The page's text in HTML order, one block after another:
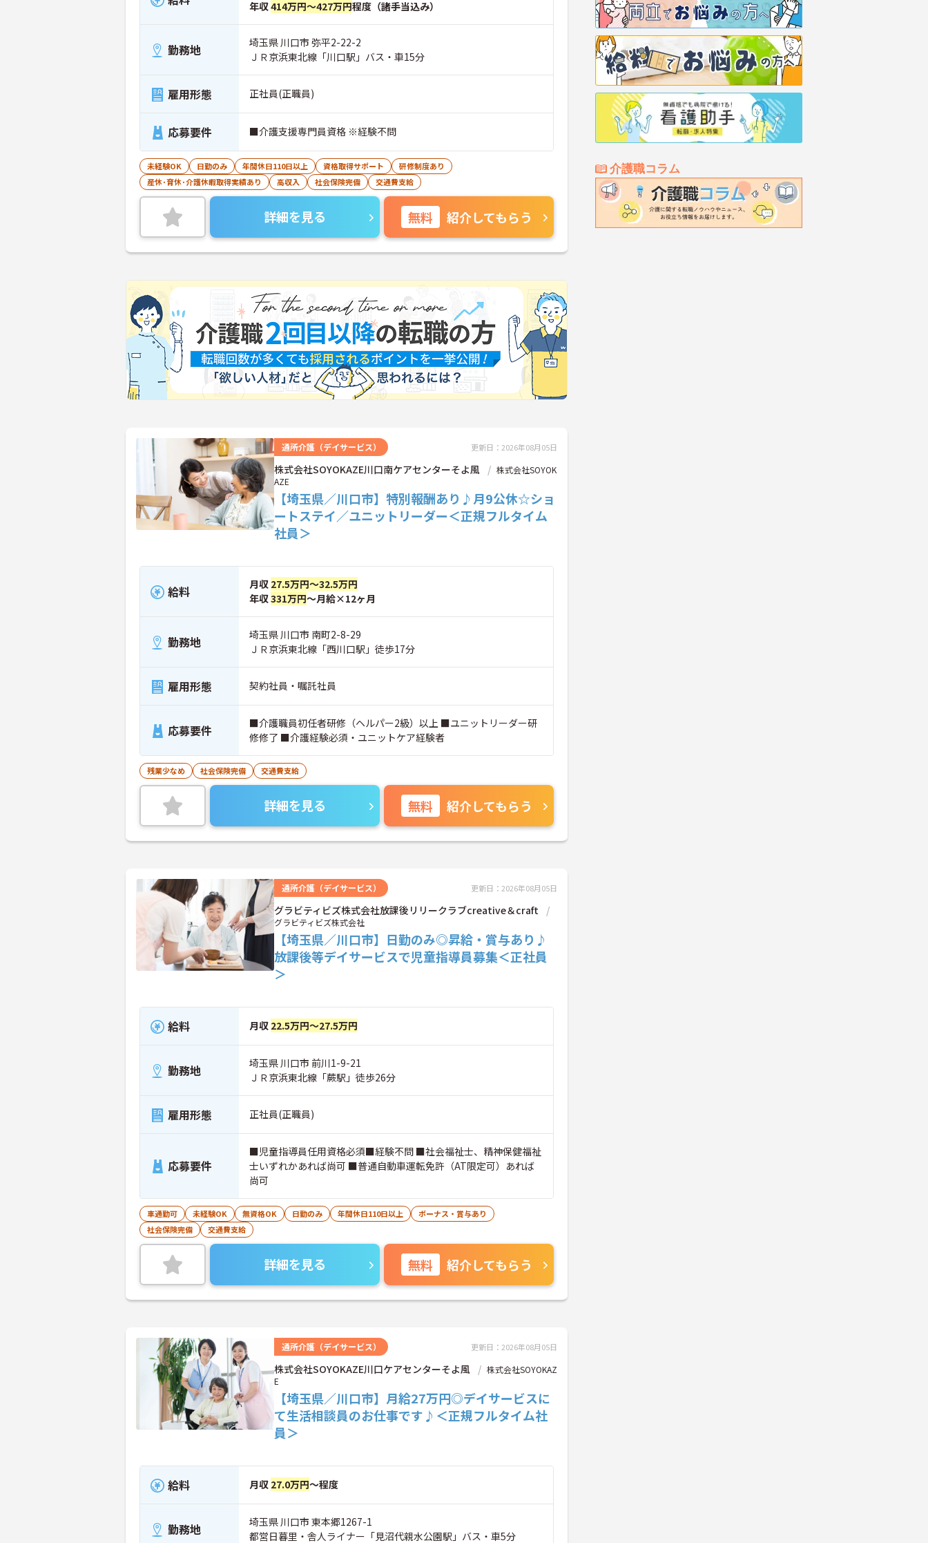
介護職コラム
年収414万円～427万円程度（諸手当込み）
勤務地
埼玉県 川口市 弥平2-22-2
ＪＲ京浜東北線「川口駅」バス・車15分
雇用形態 正社員(正職員)
応募要件 ■介護支援専門員資格 ※経験不問
未経験OK 日勤のみ 年間休日110日以上 資格取得サポート
研修制度あり
産休･育休･介護休暇取得実績あり
高収入 社会保険完備 交通費支給
詳細を見る 無料 紹介してもらう
通所介護（デイサービス） 更新日：2026年08月05日
株式会社SOYOKAZE川口南ケアセンターそよ風
株式会社SOYOK
AZE
【埼玉県／川口市】特別報酬あり♪月9公休☆ショ
ートステイ／ユニットリーダー＜正規フルタイム
社員＞
給料 月収 27.5万円～32.5万円
年収331万円～月給×12ヶ月
勤務地
埼玉県 川口市 南町2-8-29
ＪＲ京浜東北線「西川口駅」徒歩17分
雇用形態 契約社員・嘱託社員
応募要件
■介護職員初任者研修（ヘルパー2級）以上 ■ユニットリーダー研
修修了 ■介護経験必須・ユニットケア経験者
残業少なめ 社会保険完備 交通費支給
詳細を見る 無料 紹介してもらう
通所介護（デイサービス） 更新日：2026年08月05日
グラビティビズ株式会社放課後リリークラブcreative＆craft
グラビティビズ株式会社
【埼玉県／川口市】日勤のみ◎昇給・賞与あり♪
放課後等デイサービスで児童指導員募集＜正社員
＞
給料 月収 22.5万円～27.5万円
勤務地
埼玉県 川口市 前川1-9-21
ＪＲ京浜東北線「蕨駅」徒歩26分
雇用形態 正社員(正職員)
応募要件
■児童指導員任用資格必須■経験不問 ■社会福祉士、精神保健福祉
士いずれかあれば尚可 ■普通自動車運転免許（AT限定可）あれば
尚可
車通勤可 未経験OK 無資格OK 日勤のみ 年間休日110日以上
ボーナス・賞与あり
社会保険完備
交通費支給
詳細を見る 無料 紹介してもらう
通所介護（デイサービス） 更新日：2026年08月05日
株式会社SOYOKAZE川口ケアセンターそよ風
株式会社SOYOKAZ
E
【埼玉県／川口市】月給27万円◎デイサービスに
て生活相談員のお仕事です♪＜正規フルタイム社
員＞
給料 月収 27.0万円～程度
勤務地
埼玉県 川口市 東本郷1267-1
都営日暮里・舎人ライナー「見沼代親水公園駅」バス・車5分